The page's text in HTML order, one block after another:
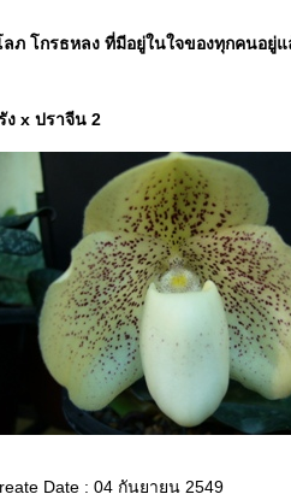
ภ โกรธหลง ที่มีอยู่ในใจของทุกคนอ
ง x ปราจีน 2
Date : 04 กันยายน 2549